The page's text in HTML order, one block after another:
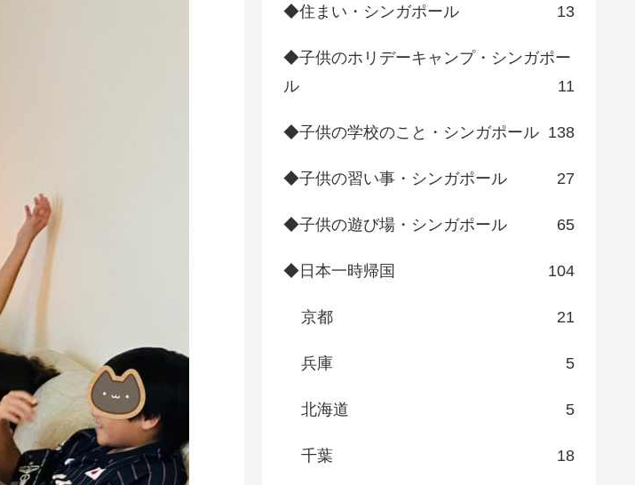
◆住まい・シンガポール 13
◆子供のホリデーキャンプ・シンガポー
ル
11
◆子供の学校のこと・シンガポール 138
◆子供の習い事・シンガポール 27
◆子供の遊び場・シンガポール 65
◆日本一時帰国 104
京都 21
兵庫 5
北海道 5
千葉 18